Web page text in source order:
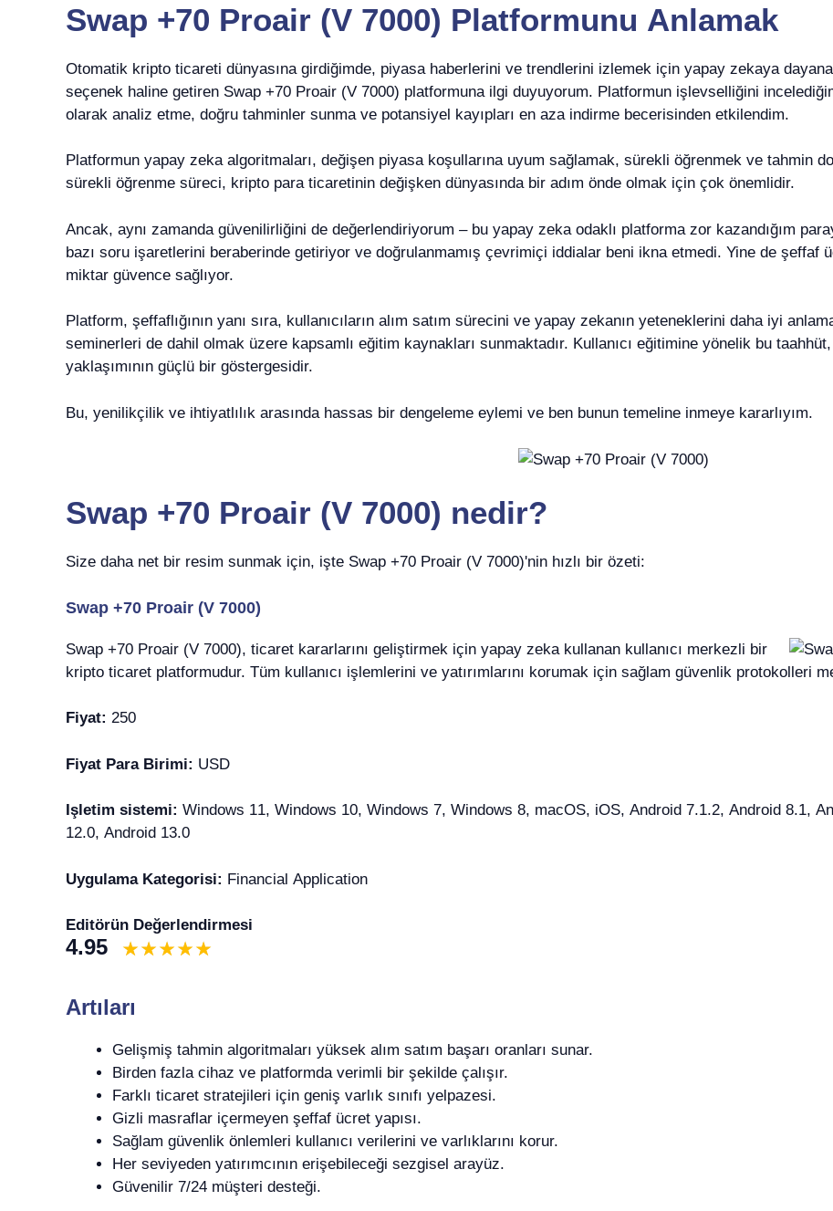
Swap +70 Proair (V 7000) Platformunu Anlamak
Otomatik kripto ticareti dünyasına girdiğimde, piyasa haberlerini ve trendlerini izlemek için yapay zekaya
seçenek haline getiren Swap +70 Proair (V 7000) platformuna ilgi duyuyorum. Platformun işlevselliğini
olarak analiz etme, doğru tahminler sunma ve potansiyel kayıpları en aza indirme becerisinden etkilendim.
Platformun yapay zeka algoritmaları, değişen piyasa koşullarına uyum sağlamak, sürekli öğrenmek ve tahmin
sürekli öğrenme süreci, kripto para ticaretinin değişken dünyasında bir adım önde olmak için çok önemlidir.
Ancak, aynı zamanda güvenilirliğini de değerlendiriyorum – bu yapay zeka odaklı platforma zor kazandığım
bazı soru işaretlerini beraberinde getiriyor ve doğrulanmamış çevrimiçi iddialar beni ikna etmedi. Yine de
miktar güvence sağlıyor.
Platform, şeffaflığının yanı sıra, kullanıcıların alım satım sürecini ve yapay zekanın yeteneklerini daha iyi
seminerleri de dahil olmak üzere kapsamlı eğitim kaynakları sunmaktadır. Kullanıcı eğitimine yönelik bu
yaklaşımının güçlü bir göstergesidir.
Bu, yenilikçilik ve ihtiyatlılık arasında hassas bir dengeleme eylemi ve ben bunun temeline inmeye kararlıyım.
Swap +70 Proair (V 7000) nedir?
Size daha net bir resim sunmak için, işte Swap +70 Proair (V 7000)'nin hızlı bir özeti:
Swap +70 Proair (V 7000)
Swap +70 Proair (V 7000), ticaret kararlarını geliştirmek için yapay zeka kullanan kullanıcı merkezli bir
kripto ticaret platformudur. Tüm kullanıcı işlemlerini ve yatırımlarını korumak için sağlam güvenlik protokolleri
Fiyat: 250
Fiyat Para Birimi: USD
Işletim sistemi: Windows 11, Windows 10, Windows 7, Windows 8, macOS, iOS, Android 7.1.2, Android 8.1,
12.0, Android 13.0
Uygulama Kategorisi: Financial Application
Editörün Değerlendirmesi
4.95
Artıları
Gelişmiş tahmin algoritmaları yüksek alım satım başarı oranları sunar.
Birden fazla cihaz ve platformda verimli bir şekilde çalışır.
Farklı ticaret stratejileri için geniş varlık sınıfı yelpazesi.
Gizli masraflar içermeyen şeffaf ücret yapısı.
Sağlam güvenlik önlemleri kullanıcı verilerini ve varlıklarını korur.
Her seviyeden yatırımcının erişebileceği sezgisel arayüz.
Güvenilir 7/24 müşteri desteği.